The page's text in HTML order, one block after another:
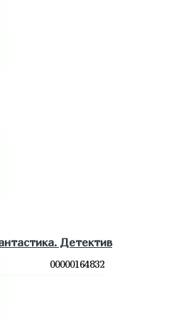
та інші науки
Детектив
00000164832
8 КЛАС ПІДРУЧНИК
В.П.